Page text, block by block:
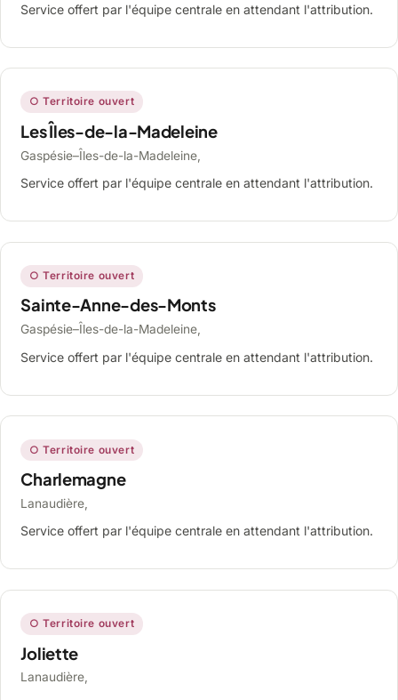
Service offert par l'équipe centrale en attendant l'attribution.
○ Territoire ouvert
Les Îles-de-la-Madeleine
Gaspésie–Îles-de-la-Madeleine,
Service offert par l'équipe centrale en attendant l'attribution.
○ Territoire ouvert
Sainte-Anne-des-Monts
Gaspésie–Îles-de-la-Madeleine,
Service offert par l'équipe centrale en attendant l'attribution.
○ Territoire ouvert
Charlemagne
Lanaudière,
Service offert par l'équipe centrale en attendant l'attribution.
○ Territoire ouvert
Joliette
Lanaudière,